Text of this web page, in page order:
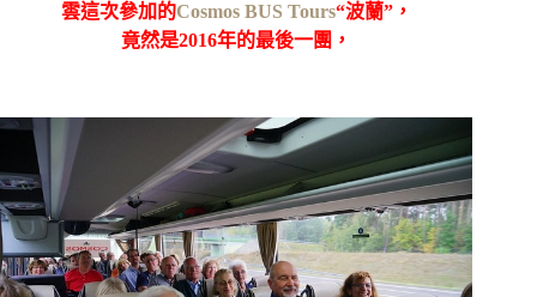
雲這次參加的Cosmos BUS Tours“波蘭”，
竟然是2016年的最後一團，